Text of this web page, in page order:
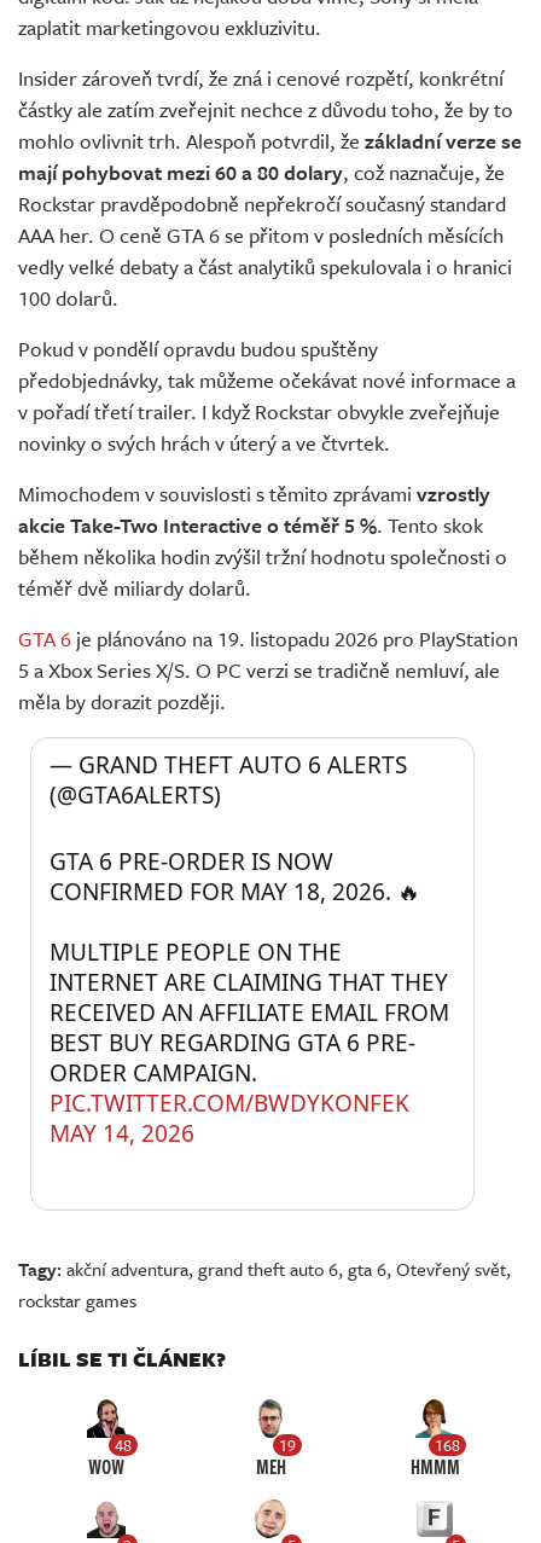
zaplatit marketingovou exkluzivitu.
Insider zároveň tvrdí, že zná i cenové rozpětí, konkrétní
částky ale zatím zveřejnit nechce z důvodu toho, že by to
mohlo ovlivnit trh. Alespoň potvrdil, že základní verze se
mají pohybovat mezi 60 a 80 dolary, což naznačuje, že
Rockstar pravděpodobně nepřekročí současný standard
AAA her. O ceně GTA 6 se přitom v posledních měsících
vedly velké debaty a část analytiků spekulovala i o hranici
100 dolarů.
Pokud v pondělí opravdu budou spuštěny
předobjednávky, tak můžeme očekávat nové informace a
v pořadí třetí trailer. I když Rockstar obvykle zveřejňuje
novinky o svých hrách v úterý a ve čtvrtek.
Mimochodem v souvislosti s těmito zprávami vzrostly
akcie Take-Two Interactive o téměř 5 %. Tento skok
během několika hodin zvýšil tržní hodnotu společnosti o
téměř dvě miliardy dolarů.
GTA 6 je plánováno na 19. listopadu 2026 pro PlayStation
5 a Xbox Series X/S. O PC verzi se tradičně nemluví, ale
měla by dorazit později.
GTA 6 PRE-ORDER IS NOW
CONFIRMED FOR MAY 18, 2026. 🔥
MULTIPLE PEOPLE ON THE
INTERNET ARE CLAIMING THAT THEY
RECEIVED AN AFFILIATE EMAIL FROM
BEST BUY REGARDING GTA 6 PRE-
PIC.TWITTER.COM/BWDYKONFEK
— GRAND THEFT AUTO 6 ALERTS
(@GTA6ALERTS)
MAY 14, 2026
Tagy:akční adventura,grand theft auto 6,gta 6,Otevřený svět,
rockstar games
LÍBIL SE TI ČLÁNEK?
48
WOW
19
MEH
168
HMMM